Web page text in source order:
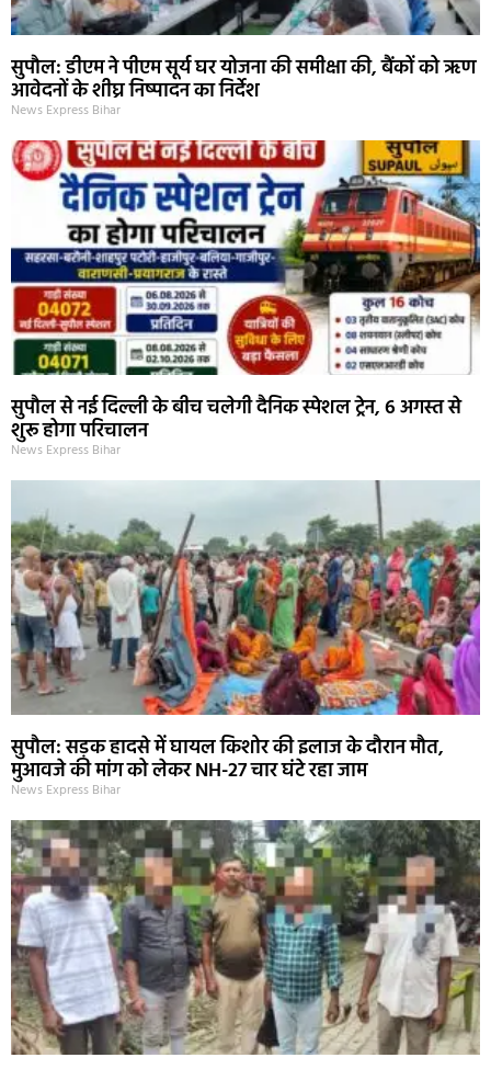
सुपौल: डीएम ने पीएम सूर्य घर योजना की समीक्षा की, बैंकों को ऋण
आवेदनों के शीघ्र निष्पादन का निर्देश
News Express Bihar
सुपौल से नई दिल्ली के बीच चलेगी दैनिक स्पेशल ट्रेन, 6 अगस्त से
शुरू होगा परिचालन
News Express Bihar
सुपौल: सड़क हादसे में घायल किशोर की इलाज के दौरान मौत,
मुआवजे की मांग को लेकर NH-27 चार घंटे रहा जाम
News Express Bihar